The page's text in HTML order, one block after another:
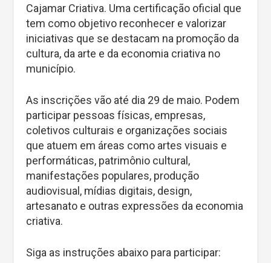
Cajamar Criativa. Uma certificação oficial que
tem como objetivo reconhecer e valorizar
iniciativas que se destacam na promoção da
cultura, da arte e da economia criativa no
município.
As inscrições vão até dia 29 de maio. Podem
participar pessoas físicas, empresas,
coletivos culturais e organizações sociais
que atuem em áreas como artes visuais e
performáticas, patrimônio cultural,
manifestações populares, produção
audiovisual, mídias digitais, design,
artesanato e outras expressões da economia
criativa.
Siga as instruções abaixo para participar: